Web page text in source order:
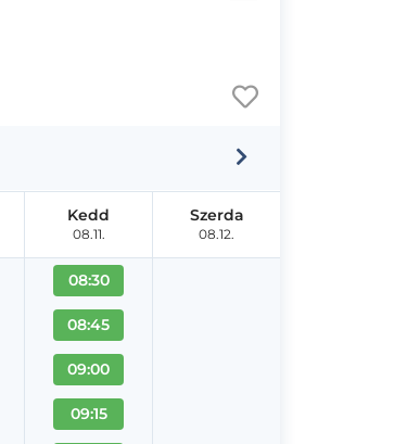
Kedd
08.11.
08:30
08:45
09:00
09:15
Szerda
08.12.